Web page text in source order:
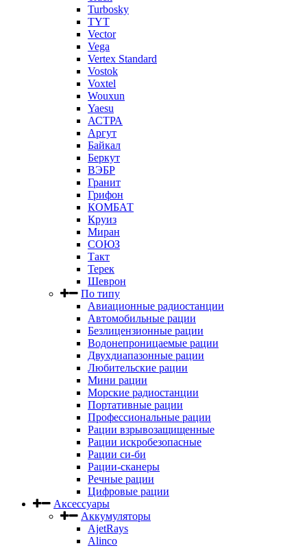
Turbosky
TYT
Vector
Vega
Vertex Standard
Vostok
Voxtel
Wouxun
Yaesu
АСТРА
Аргут
Байкал
Беркут
ВЭБР
Гранит
Грифон
КОМБАТ
Круиз
Миран
СОЮЗ
Такт
Терек
Шеврон
По типу
Авиационные радиостанции
Автомобильные рации
Безлицензионные рации
Водонепроницаемые рации
Двухдиапазонные рации
Любительские рации
Мини рации
Морские радиостанции
Портативные рации
Профессиональные рации
Рации взрывозащищенные
Рации искробезопасные
Рации си-би
Рации-сканеры
Речные рации
Цифровые рации
Аксессуары
Аккумуляторы
AjetRays
Alinco